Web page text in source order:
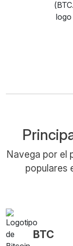
Navega por el
populares
BTC